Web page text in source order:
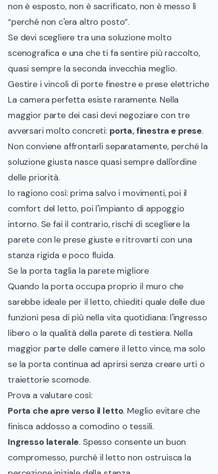
non è esposto, non è sacrificato, non è messo lì
“perché non c'era altro posto”.
Se devi scegliere tra una soluzione molto
scenografica e una che ti fa sentire più raccolto,
quasi sempre la seconda invecchia meglio.
Gestire i vincoli di porte finestre e prese elettriche
La camera perfetta esiste raramente. Nella
maggior parte dei casi devi negoziare con tre
avversari molto concreti: porta, finestra e prese.
Non conviene affrontarli separatamente, perché la
soluzione giusta nasce quasi sempre dall'ordine
delle priorità.
Io ragiono così: prima salvo i movimenti, poi il
comfort del letto, poi l'impianto di appoggio
intorno. Se fai il contrario, rischi di scegliere la
parete con le prese giuste e ritrovarti con una
stanza rigida e poco fluida.
Se la porta taglia la parete migliore
Quando la porta occupa proprio il muro che
sarebbe ideale per il letto, chiediti quale delle due
funzioni pesa di più nella vita quotidiana: l'ingresso
libero o la qualità della parete di testiera. Nella
maggior parte delle camere il letto vince, ma solo
se la porta continua ad aprirsi senza creare urti o
traiettorie scomode.
Prova a valutare così:
Porta che apre verso il letto. Meglio evitare che
finisca addosso a comodino o tessili.
Ingresso laterale. Spesso consente un buon
compromesso, purché il letto non ostruisca la